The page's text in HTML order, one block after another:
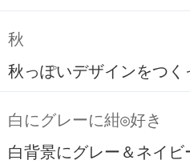
秋
秋っぽいデザインをつく
白にグレーに紺◎好き
白背景にグレー＆ネイビ